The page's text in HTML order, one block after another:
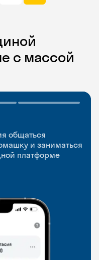
с массой
общаться
и заниматься
платформе
слова где
практики